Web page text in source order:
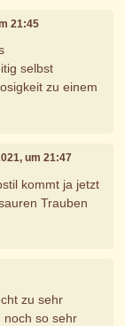
21:45
selbst
zu einem
um 21:47
kommt ja jetzt
Trauben
zu sehr
noch so sehr